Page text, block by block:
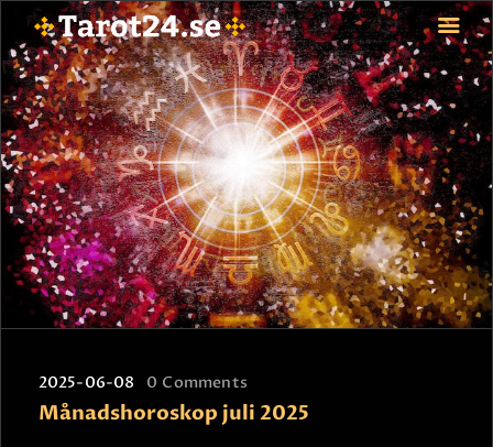
HEM
ASTROLOGI
STJÄRNTECKEN
TAROT
SPÅDAM-SIERSKA
BLOGG
BETALNING
FAQ
2025-06-08 0 Comments
Månadshoroskop juli 2025